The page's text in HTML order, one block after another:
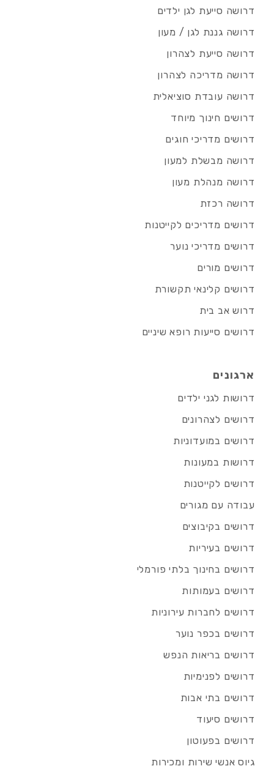
דרושה סייעת לגן ילדים
דרושה גננת לגן / מעון
דרושה סייעת לצהרון
דרושה מדריכה לצהרון
דרושה עובדת סוציאלית
דרושים חינוך מיוחד
דרושים מדריכי חוגים
דרושה מבשלת למעון
דרושה מנהלת מעון
דרושה רכזת
דרושים מדריכים לקייטנות
דרושים מדריכי נוער
דרושים מורים
דרושים קלינאי תקשורת
דרוש אב בית
דרושים סייעות רופא שיניים
ארגונים
דרושות לגני ילדים
דרושים לצהרונים
דרושים במועדוניות
דרושות במעונות
דרושים לקייטנות
עבודה עם מגורים
דרושים בקיבוצים
דרושים בעיריות
דרושים בחינוך בלתי פורמלי
דרושים בעמותות
דרושים לחברות עירוניות
דרושים בכפר נוער
דרושים בריאות הנפש
דרושים לפנימיות
דרושים בתי אבות
דרושים סיעוד
דרושים בפעוטון
גיוס אנשי שירות ומכירות